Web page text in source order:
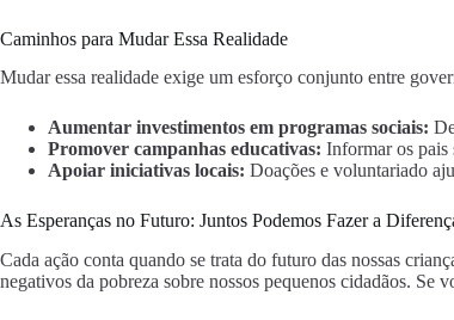
Caminhos para Mudar Essa Realidade
Mudar essa realidade exige um esforço conjunto entre
Aumentar investimentos em programas sociais:
Promover campanhas educativas: Informar os pais
Apoiar iniciativas locais: Doações e voluntariado
As Esperanças no Futuro: Juntos Podemos Fazer a
Cada ação conta quando se trata do futuro das nossas
negativos da pobreza sobre nossos pequenos cidadãos.